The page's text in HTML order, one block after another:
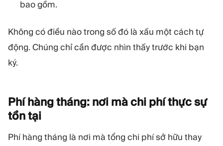
bao gồm.
Không có điều nào trong số đó là xấu một cách tự
động. Chúng chỉ cần được nhìn thấy trước khi bạn
ký.
Phí hàng tháng: nơi mà chi phí thực sự
tồntại
Phí hàng tháng là nơi mà tổng chi phí sở hữu thay